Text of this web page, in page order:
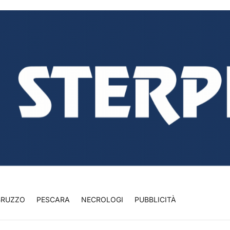
PESCARA NECROLOGI PUBBLICITÀ